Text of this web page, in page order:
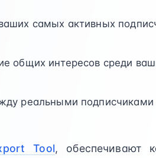
самых активных
общих интересов среди
реальными
Tool, обеспечивают